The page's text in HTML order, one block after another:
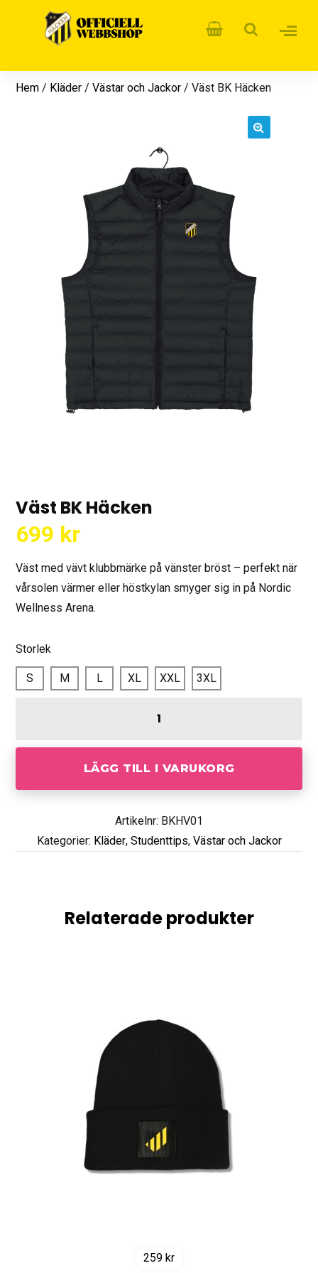
Hem / Kläder /Västar och Jackor / Väst BK Häcken
Väst BK Häcken
699 kr
Väst med vävt klubbmärke på vänster bröst – perfekt när
vårsolen värmer eller höstkylan smyger sig in på Nordic
Wellness Arena.
Storlek
S M L XL XXL 3XL
LÄGG TILL I VARUKORG
Artikelnr: BKHV01
Kategorier: Kläder, Studenttips, Västar och Jackor
Relaterade produkter
259 kr